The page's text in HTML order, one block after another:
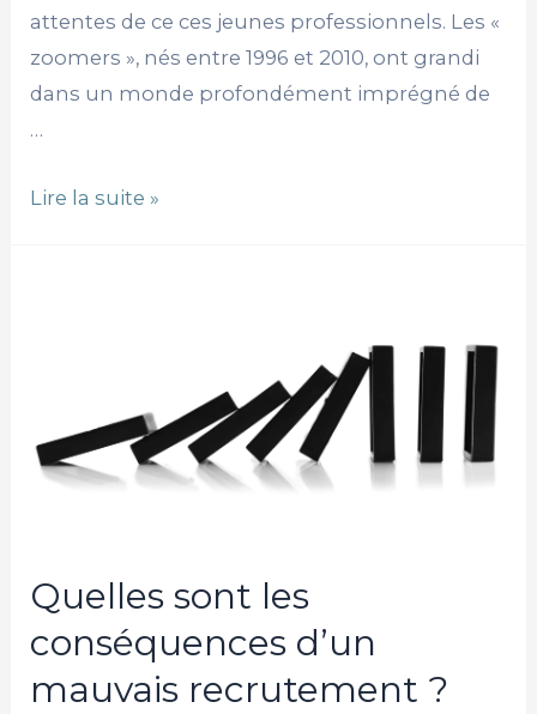
attentes de ce ces jeunes professionnels. Les «
zoomers », nés entre 1996 et 2010, ont grandi
dans un monde profondément imprégné de
…
Lire la suite »
Quelles sont les
conséquences d’un
mauvais recrutement ?
d’un
mauvais